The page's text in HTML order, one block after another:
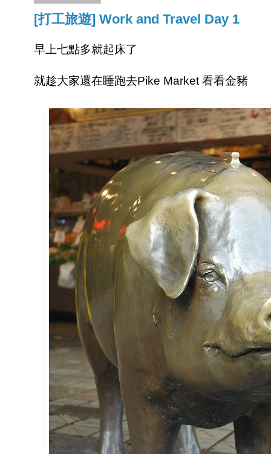
[打工旅遊] Work and Travel Day 1
早上七點多就起床了
就趁大家還在睡跑去Pike Market 看看金豬